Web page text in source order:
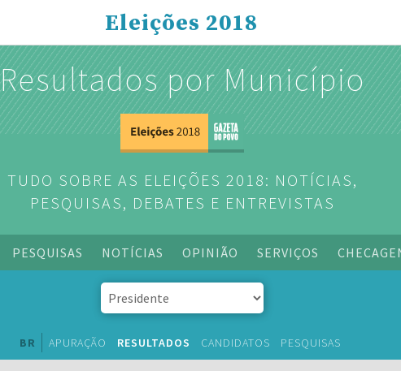
Eleições 2018
Resultados por Município
TUDO SOBRE AS ELEIÇÕES 2018: NOTÍCIAS,
PESQUISAS, DEBATES E ENTREVISTAS
PESQUISAS NOTÍCIAS OPINIÃO SERVIÇOS
BR APURAÇÃO RESULTADOS CANDIDATOS PESQUISAS